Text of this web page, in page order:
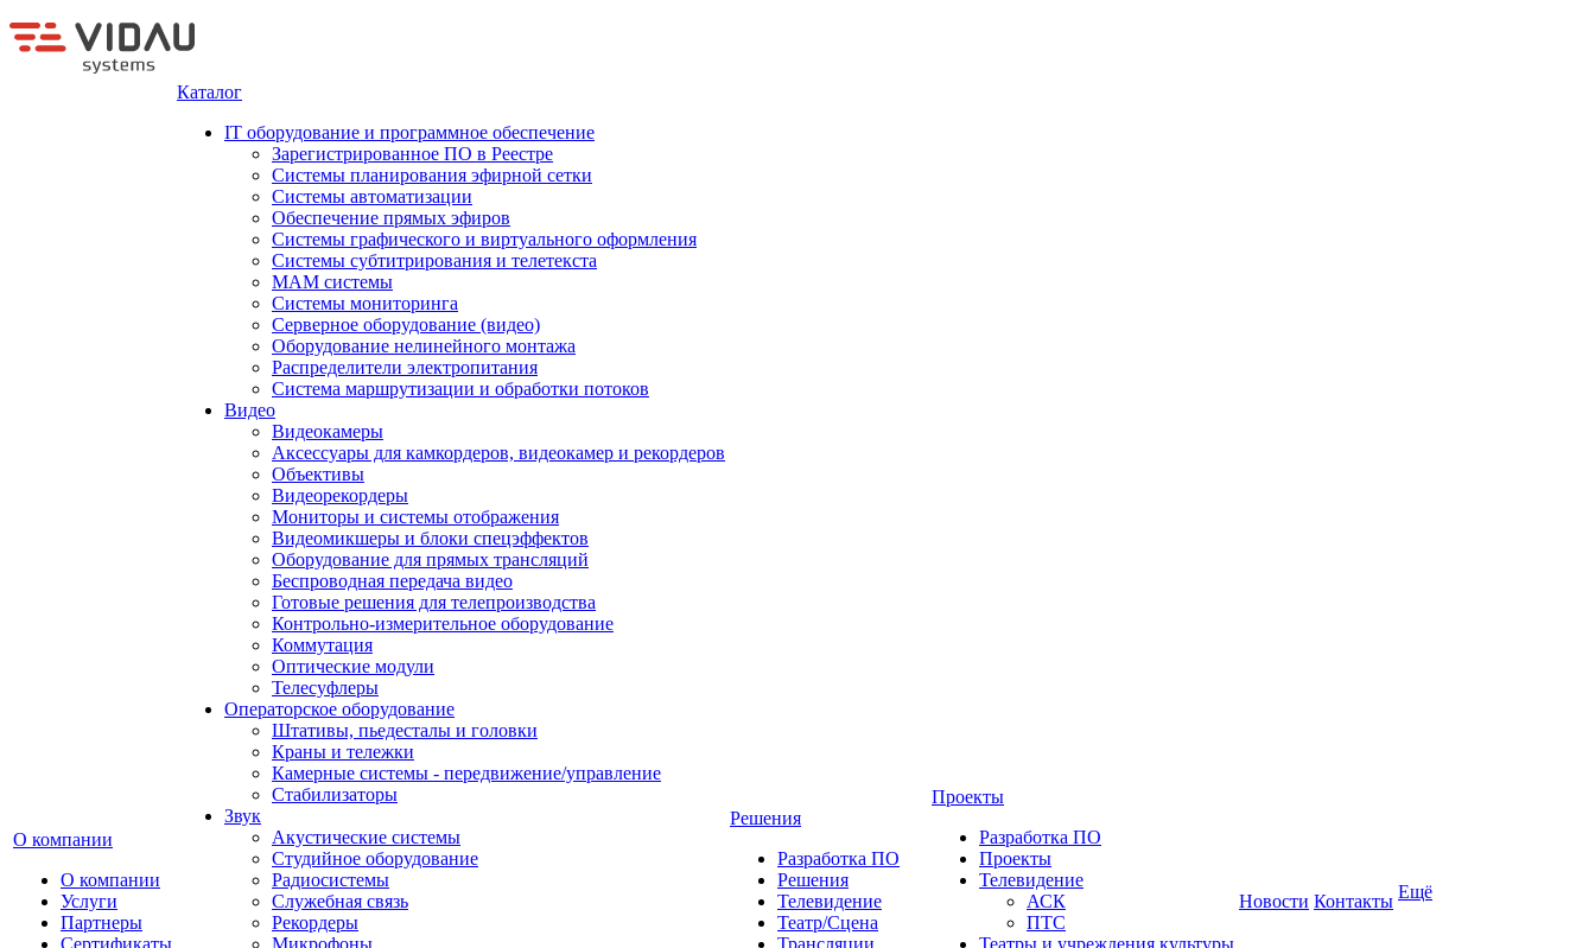
О компании
О компании
Услуги
Партнеры
Сертификаты
Каталог
IT оборудование и программное обеспечение
Зарегистрированное ПО в Реестре
Системы планирования эфирной сетки
Системы автоматизации
Обеспечение прямых эфиров
Системы графического и виртуального оформления
Системы субтитрирования и телетекста
MAM системы
Системы мониторинга
Серверное оборудование (видео)
Оборудование нелинейного монтажа
Распределители электропитания
Система маршрутизации и обработки потоков
Видео
Видеокамеры
Аксессуары для камкордеров, видеокамер и рекордеров
Объективы
Видеорекордеры
Мониторы и системы отображения
Видеомикшеры и блоки спецэффектов
Оборудование для прямых трансляций
Беспроводная передача видео
Готовые решения для телепроизводства
Контрольно-измерительное оборудование
Коммутация
Оптические модули
Телесуфлеры
Операторское оборудование
Штативы, пьедесталы и головки
Краны и тележки
Камерные системы - передвижение/управление
Стабилизаторы
Звук
Акустические системы
Студийное оборудование
Радиосистемы
Служебная связь
Рекордеры
Микрофоны
Решения
Разработка ПО
Решения
Телевидение
Театр/Сцена
Трансляции
Проекты
Разработка ПО
Проекты
Телевидение
АСК
ПТС
Театры и учреждения культуры
Новости Контакты Ещё